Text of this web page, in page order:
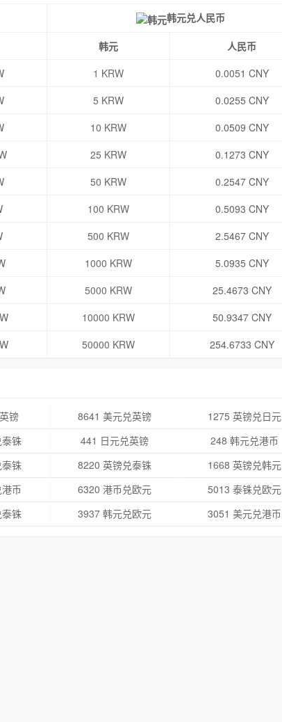
韩元兑人民币
韩元
人民币
1 KRW
0.0051 CNY
5 KRW
0.0255 CNY
10 KRW
0.0509 CNY
25 KRW
0.1273 CNY
50 KRW
0.2547 CNY
100 KRW
0.5093 CNY
500 KRW
2.5467 CNY
1000 KRW
5.0935 CNY
5000 KRW
25.4673 CNY
10000 KRW
50.9347 CNY
50000 KRW 254.6733 CNY
镑 8641 美元兑英镑
1275 英镑兑日元
铢 441 日元兑英镑
248 韩元兑港币
铢 8220 英镑兑泰铢
1668 英镑兑韩元
币 6320 港币兑欧元
5013 泰铢兑欧元
铢 3937 韩元兑欧元 3051 美元兑港币